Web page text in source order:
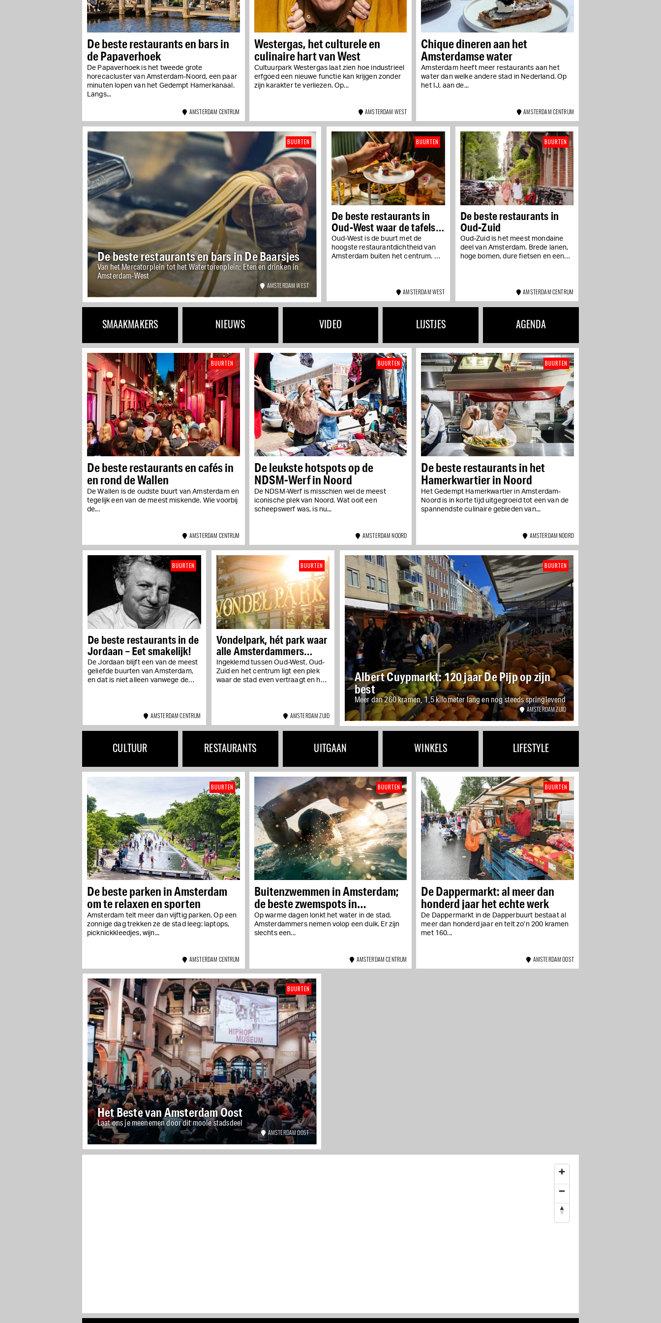
De leukste hotspots op de
NDSM-Werf in Noord
Van industriële iconen tot
culturele hotspots—dit wil je
ontdekken op de NDSM in
Amsterdam-Noord
De beste restaurants in
het Hamerkwartier in
Noord
Van industriële hangars tot
De beste restaurants en bars in
de Papaverhoek
De Papaverhoek is het tweede grote
horecacluster van Amsterdam-Noord, een paar
minuten lopen van het Gedempt Hamerkanaal.
Langs...
AMSTERDAM CENTRUM
Westergas, het culturele en
culinaire hart van West
Cultuurpark Westergas laat zien hoe industrieel
erfgoed een nieuwe functie kan krijgen zonder
zijn karakter te verliezen. Op...
AMSTERDAM WEST
Chique dineren aan het
Amsterdamse water
Amsterdam heeft meer restaurants aan het
water dan welke andere stad in Nederland. Op
het IJ, aan de...
AMSTERDAM CENTRUM
De beste restaurants en bars in De Baarsjes
Van het Mercatorplein tot het Watertorenplein: Eten en drinken in
Amsterdam-West
BUURTEN
AMSTERDAM WEST
De beste restaurants in
Oud-West waar de tafels
gewild zijn
Oud-West is de buurt met de
hoogste restaurantdichtheid van
Amsterdam buiten het centrum. Op
BUURTEN
AMSTERDAM WEST
De beste restaurants in
Oud-Zuid
Oud-Zuid is het meest mondaine
deel van Amsterdam. Brede lanen,
hoge bomen, dure fietsen en een
BUURTEN
AMSTERDAM CENTRUM
SMAAKMAKERS NIEUWS VIDEO LIJSTJES AGENDA
De beste restaurants en cafés in
en rond de Wallen
De Wallen is de oudste buurt van Amsterdam en
tegelijk een van de meest miskende. Wie voorbij
de...
BUURTEN
AMSTERDAM CENTRUM
De leukste hotspots op de
NDSM-Werf in Noord
De NDSM-Werf is misschien wel de meest
iconische plek van Noord. Wat ooit een
scheepswerf was, is nu...
BUURTEN
AMSTERDAM NOORD
De beste restaurants in het
Hamerkwartier in Noord
Het Gedempt Hamerkwartier in Amsterdam-
Noord is in korte tijd uitgegroeid tot een van de
spannendste culinaire gebieden van...
BUURTEN
AMSTERDAM NOORD
De beste restaurants in de
Jordaan – Eet smakelijk!
De Jordaan blijft een van de meest
geliefde buurten van Amsterdam,
en dat is niet alleen vanwege de
BUURTEN
AMSTERDAM CENTRUM
Vondelpark, hét park waar
alle Amsterdammers
samenkomen
Ingeklemd tussen Oud-West, Oud-
Zuid en het centrum ligt een plek
waar de stad even vertraagt en het
BUURTEN
AMSTERDAM ZUID
Albert Cuypmarkt: 120 jaar De Pijp op zijn
best
Meer dan 260 kramen, 1,5 kilometer lang en nog steeds springlevend
BUURTEN
AMSTERDAM ZUID
CULTUUR RESTAURANTS UITGAAN WINKELS LIFESTYLE
De beste parken in Amsterdam
om te relaxen en sporten
Amsterdam telt meer dan vijftig parken. Op een
zonnige dag trekken ze de stad leeg: laptops,
picknickkleedjes, wijn...
BUURTEN
AMSTERDAM CENTRUM
Buitenzwemmen in Amsterdam;
de beste zwemspots in
natuurwater
Op warme dagen lonkt het water in de stad.
Amsterdammers nemen volop een duik. Er zijn
slechts een...
BUURTEN
AMSTERDAM CENTRUM
De Dappermarkt: al meer dan
honderd jaar het echte werk
De Dappermarkt in de Dapperbuurt bestaat al
meer dan honderd jaar en telt zo’n 200 kramen
met 160...
BUURTEN
AMSTERDAM OOST
Het Beste van Amsterdam Oost
Laat ons je meenemen door dit mooie stadsdeel
BUURTEN
AMSTERDAM OOST